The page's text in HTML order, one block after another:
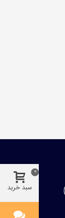
سبد خرید
0